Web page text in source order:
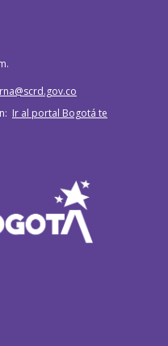
Ir al portal Bogotá te